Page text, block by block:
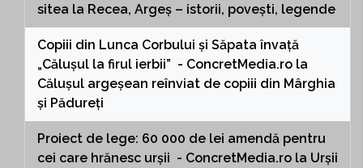
sitea la Recea, Argeș – istorii, povești, legende
Copiii din Lunca Corbului și Săpata învață
„Călușul la firul ierbii” - ConcretMedia.ro la
Călușul argeșean reînviat de copiii din Mârghia
și Pădureți
Proiect de lege: 60 000 de lei amendă pentru
cei care hrănesc urșii - ConcretMedia.ro la Urșii